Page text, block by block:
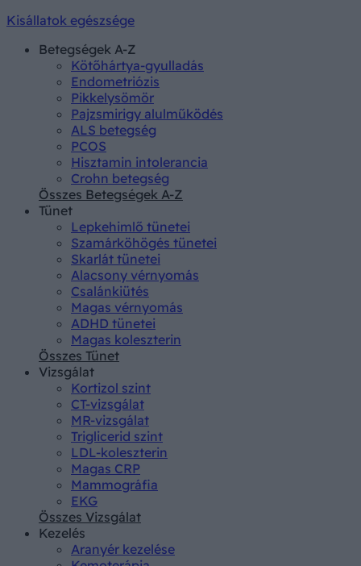
Kisállatok egészsége
Betegségek A-Z
Kötőhártya-gyulladás
Endometriózis
Pikkelysömör
Pajzsmirigy alulműködés
ALS betegség
PCOS
Hisztamin intolerancia
Crohn betegség
Összes Betegségek A-Z
Tünet
Lepkehimlő tünetei
Szamárköhögés tünetei
Skarlát tünetei
Alacsony vérnyomás
Csalánkiütés
Magas vérnyomás
ADHD tünetei
Magas koleszterin
Összes Tünet
Vizsgálat
Kortizol szint
CT-vizsgálat
MR-vizsgálat
Triglicerid szint
LDL-koleszterin
Magas CRP
Mammográfia
EKG
Összes Vizsgálat
Kezelés
Aranyér kezelése